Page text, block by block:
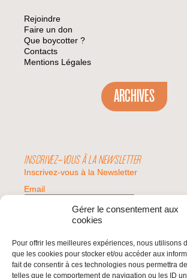
Gérer le consentement aux
cookies
Pour offrir les meilleures expériences, nous utilisons
que les cookies pour stocker et/ou accéder aux
fait de consentir à ces technologies nous permettra
telles que le comportement de navigation ou les ID
Rejoindre
Faire un don
Que boycotter ?
Contacts
Mentions Légales
ARCHIVES
INSCRIVEZ-VOUS À LA NEWSLETTER
Inscrivez-vous à la Newsletter
Email
Valider
© 2026 | BDS France | Boycott Désinvestissement